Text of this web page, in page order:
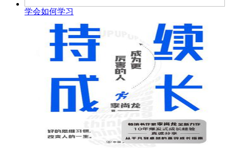
学会如何学习